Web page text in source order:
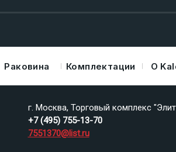
Раковина Комплектации О
г. Москва, Торговый комплекс
+7 (495) 755-13-70
7551370@list.ru